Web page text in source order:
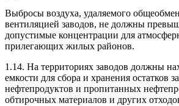
Выбросы воздуха, удаляемого
вентиляцией заводов, не должны
допустимые концентрации для
прилегающих жилых районов.
1.14. На территориях заводов должны
емкости для сбора и хранения остатков
нефтепродуктов и пропитанных
обтирочных материалов и других